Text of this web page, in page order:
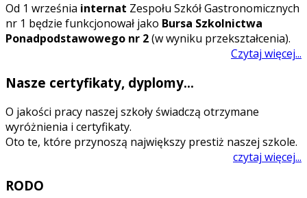
Od 1 września internat Zespołu Szkół Gastronomicznych
nr 1 będzie funkcjonował jako Bursa Szkolnictwa
Ponadpodstawowego nr 2(w wyniku przekształcenia).
Czytaj więcej...
Nasze certyfikaty, dyplomy...
O jakości pracy naszej szkoły świadczą otrzymane
wyróżnienia i certyfikaty.
Oto te, które przynoszą największy prestiż naszej szkole.
czytaj więcej...
RODO